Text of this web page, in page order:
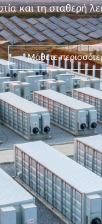
και τη σταθερή
Μάθετε